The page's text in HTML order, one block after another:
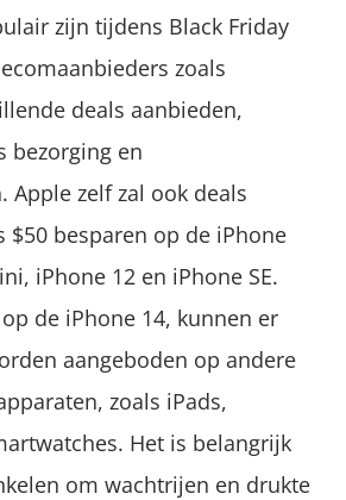
zijn tijdens Black Friday
zoals
deals aanbieden,
bezorging en
Apple zelf zal ook deals
$50 besparen op de iPhone
iPhone 12 en iPhone SE.
de iPhone 14, kunnen er
aangeboden op andere
zoals iPads,
Het is belangrijk
om wachtrijen en drukte